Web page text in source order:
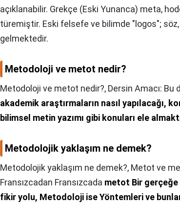
açıklanabilir. Grekçe (Eski Yunanca) meta,
türemiştir. Eski felsefe ve bilimde "logos";
gelmektedir.
Metodoloji ve metot nedir?
Metodoloji ve metot nedir?, Dersin Amacı: Bu
akademik araştırmaların nasıl yapılacağı,
bilimsel metin yazımı gibi konuları ele
Metodolojik yaklaşım ne demek?
Metodolojik yaklaşım ne demek?, Metot ve
Fransızcadan Fransızcada metot Bir gerçeğe
fikir yolu, Metodoloji ise Yöntemleri ve